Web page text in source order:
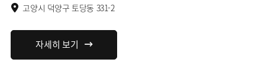
고양시 덕양구 토당동 331-2
자세히 보기